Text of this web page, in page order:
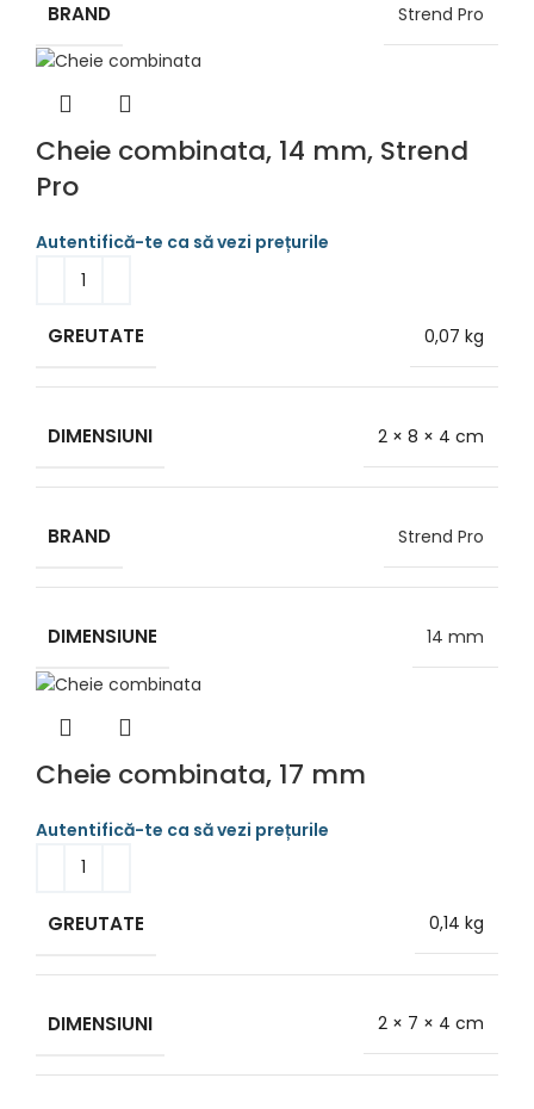
BRAND Strend Pro
Cheie combinata, 14 mm, Strend
Pro
GREUTATE 0,07 kg
DIMENSIUNI 2 × 8 × 4 cm
BRAND Strend Pro
DIMENSIUNE 14 mm
Cheie combinata, 17 mm
GREUTATE 0,14 kg
DIMENSIUNI 2 × 7 × 4 cm